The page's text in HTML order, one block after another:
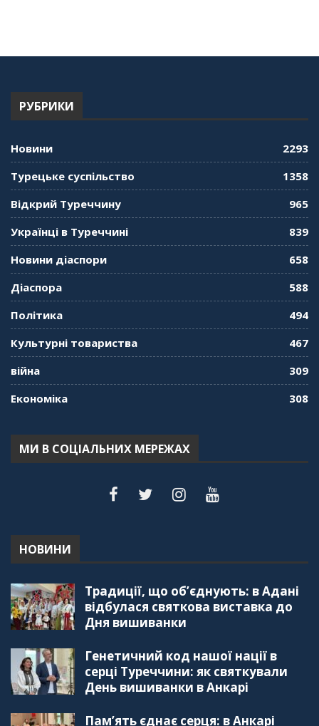
"Дзеркало діаспори". Випуск 13. МУШ в
"Дзеркало діаспори". Випуск 11. Олександр
"Дзеркало діаспори". Випуск 10. Тонкощі та
кримськотатарського прапора. Феріде Шахін
"Дзеркало діаспори". Випуск 8. Розмова з
Послом
"Дзеркало діаспори". Випуск 6. Можливості
рада українських громад Туреччини
56:20
"Дзеркало діаспори". Випуск 3. Вища освіта:
59:38
"Дзеркало діаспори", Випуск 2, Як вивчити
57:18
РУБРИКИ
Новини
2293
Турецьке суспільство
1358
Відкрий Туреччину
965
Українці в Туреччині
839
Новини діаспори
658
Діаспора
588
Політика
494
Культурні товариства
467
війна
309
Економіка
308
МИ В СОЦІАЛЬНИХ МЕРЕЖАХ
НОВИНИ
Традиції, що об’єднують: в Адані
відбулася святкова виставка до
Дня вишиванки
Генетичний код нашої нації в
серці Туреччини: як святкували
День вишиванки в Анкарі
Пам’ять єднає серця: в Анкарі